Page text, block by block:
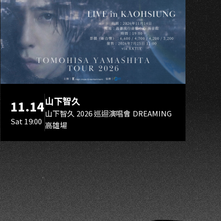
11.14
Sat 19:00
山下智久
山下智久 2026 巡迴演唱會 DREAMING
高雄場